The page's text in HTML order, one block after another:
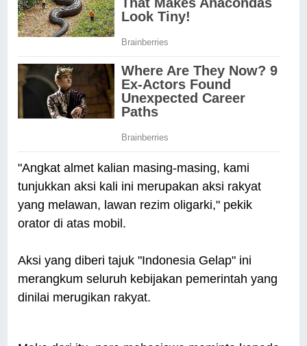
"Angkat almet kalian masing-masing, kami
tunjukkan aksi kali ini merupakan aksi rakyat
yang melawan, lawan rezim oligarki," pekik
orator di atas mobil.
Aksi yang diberi tajuk "Indonesia Gelap" ini
merangkum seluruh kebijakan pemerintah yang
dinilai merugikan rakyat.